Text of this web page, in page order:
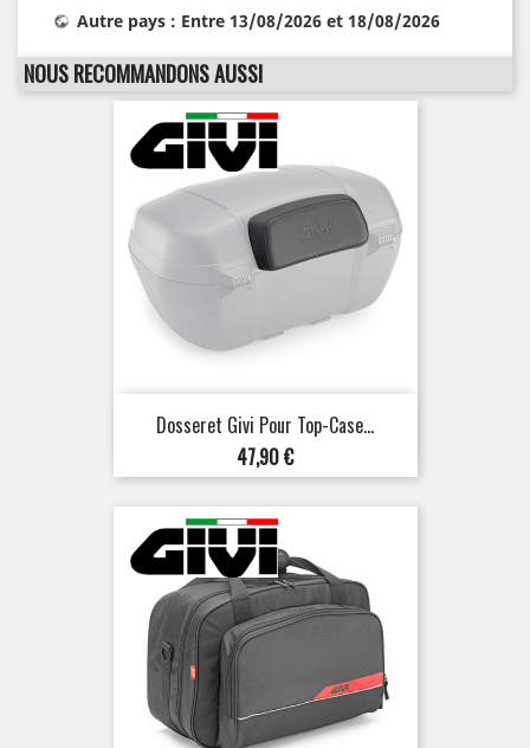
Autre pays : Entre 13/08/2026 et 18/08/2026
NOUS RECOMMANDONS AUSSI
Dosseret Givi Pour Top-Case...
Prix
47,90 €